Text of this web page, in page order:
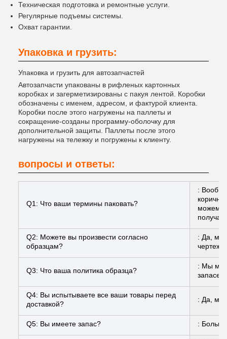
Техническая подготовка и ремонтные услуги.
Регулярные подъемы системы.
Охват гарантии.
Упаковка и грузить:
Упаковка и грузить для автозапчастей
Автозапчасти упакованы в рифленых картонных
коробках и загерметизированы с пакуя лентой. Коробки
обозначены с именем, адресом, и фактурой клиента.
Коробки после этого нагружены на паллеты и
сокращение-созданы программу-оболочку для
дополнительной защиты. Паллеты после этого
нагружены на тележку и погружены к клиенту.
вопросы и ответы:
Q1: Что ваши термины паковать?
:
можем
Q2: Можете вы произвести согласно
образцам?
: Да, мы
Q3: Что ваша политика образца?
: Мы
запасе,
Q4: Вы испытываете все ваши товары перед
доставкой?
: Да, мы
Q5: Вы имеете запас? :